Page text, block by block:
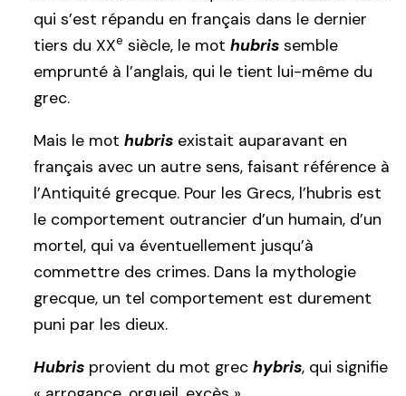
qui s’est répandu en français dans le dernier
tiers du XXe siècle, le mot hubris semble
emprunté à l’anglais, qui le tient lui-même du
grec.
Mais le mot hubris existait auparavant en
français avec un autre sens, faisant référence à
l’Antiquité grecque. Pour les Grecs, l’hubris est
le comportement outrancier d’un humain, d’un
mortel, qui va éventuellement jusqu’à
commettre des crimes. Dans la mythologie
grecque, un tel comportement est durement
puni par les dieux.
Hubris provient du mot grec hybris, qui signifie